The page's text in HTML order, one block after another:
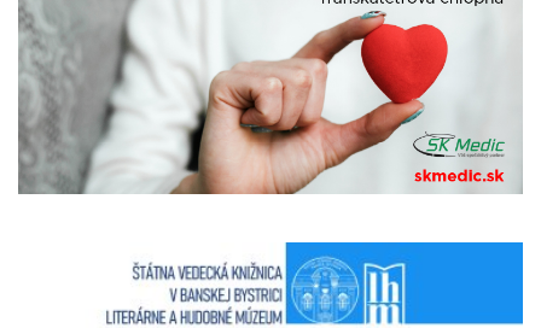
Previous